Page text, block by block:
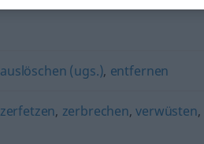
auslöschen (ugs.), entfernen
zerfetzen, zerbrechen,verwüsten,